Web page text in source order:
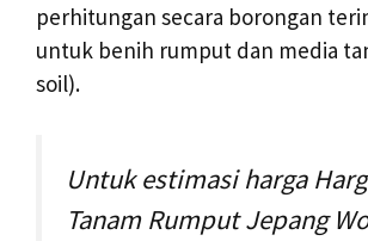
perhitungan secara borongan
untuk benih rumput dan media
soil).
Untuk estimasi harga
Tanam Rumput Jepang